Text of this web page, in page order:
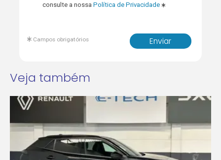
consulte a nossaPolítica de Privacidade
Enviar
Campos obrigatórios
Veja também